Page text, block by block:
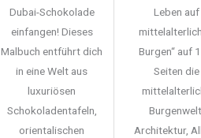
Dubai-Schokolade
einfangen! Dieses
Malbuch entführt dich
in eine Welt aus
luxuriösen
Schokoladentafeln,
orientalischen
Leben auf
Burgen“ auf
Seiten die
Architektur,